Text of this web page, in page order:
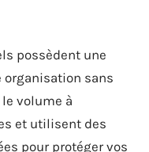
possèdent une
sans
volume à
et utilisent des
pour protéger vos